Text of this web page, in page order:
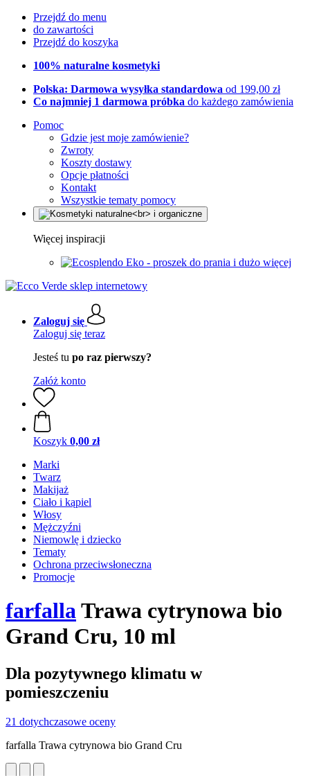
Przejdź do menu
do zawartości
Przejdź do koszyka
100% naturalne kosmetyki
Polska: Darmowa wysyłka standardowa od 199,00 zł
Co najmniej 1 darmowa próbka do każdego zamówienia
Pomoc
Gdzie jest moje zamówienie?
Zwroty
Koszty dostawy
Opcje płatności
Kontakt
Wszystkie tematy pomocy
Więcej inspiracji
Eko - proszek do prania i dużo więcej
Zaloguj się
Zaloguj się teraz
Jesteś tu po raz pierwszy?
Załóż konto
Koszyk 0,00 zł
Marki
Twarz
Makijaż
Ciało i kąpiel
Włosy
Mężczyźni
Niemowlę i dziecko
Tematy
Ochrona przeciwsłoneczna
Promocje
farfallaTrawa cytrynowa bio
Grand Cru, 10 ml
Dla pozytywnego klimatu w
pomieszczeniu
21 dotychczasowe oceny
farfalla Trawa cytrynowa bio Grand Cru